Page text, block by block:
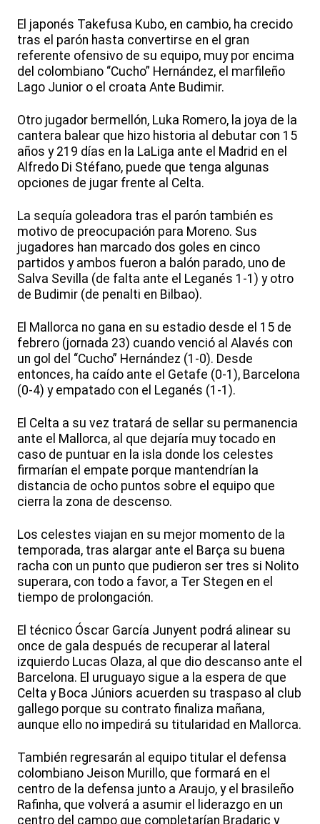
El japonés Takefusa Kubo, en cambio, ha crecido
tras el parón hasta convertirse en el gran
referente ofensivo de su equipo, muy por encima
del colombiano “Cucho” Hernández, el marfileño
Lago Junior o el croata Ante Budimir.
Otro jugador bermellón, Luka Romero, la joya de la
cantera balear que hizo historia al debutar con 15
años y 219 días en la LaLiga ante el Madrid en el
Alfredo Di Stéfano, puede que tenga algunas
opciones de jugar frente al Celta.
La sequía goleadora tras el parón también es
motivo de preocupación para Moreno. Sus
jugadores han marcado dos goles en cinco
partidos y ambos fueron a balón parado, uno de
Salva Sevilla (de falta ante el Leganés 1-1) y otro
de Budimir (de penalti en Bilbao).
El Mallorca no gana en su estadio desde el 15 de
febrero (jornada 23) cuando venció al Alavés con
un gol del “Cucho” Hernández (1-0). Desde
entonces, ha caído ante el Getafe (0-1), Barcelona
(0-4) y empatado con el Leganés (1-1).
El Celta a su vez tratará de sellar su permanencia
ante el Mallorca, al que dejaría muy tocado en
caso de puntuar en la isla donde los celestes
firmarían el empate porque mantendrían la
distancia de ocho puntos sobre el equipo que
cierra la zona de descenso.
Los celestes viajan en su mejor momento de la
temporada, tras alargar ante el Barça su buena
racha con un punto que pudieron ser tres si Nolito
superara, con todo a favor, a Ter Stegen en el
tiempo de prolongación.
El técnico Óscar García Junyent podrá alinear su
once de gala después de recuperar al lateral
izquierdo Lucas Olaza, al que dio descanso ante el
Barcelona. El uruguayo sigue a la espera de que
Celta y Boca Júniors acuerden su traspaso al club
gallego porque su contrato finaliza mañana,
aunque ello no impedirá su titularidad en Mallorca.
También regresarán al equipo titular el defensa
colombiano Jeison Murillo, que formará en el
centro de la defensa junto a Araujo, y el brasileño
Rafinha, que volverá a asumir el liderazgo en un
centro del campo que completarían Bradaric y